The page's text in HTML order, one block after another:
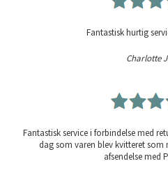
Fantastisk hurtig
Charlotte
Fantastisk service i forbindelse med
dag som varen blev kvitteret
afsendelse med